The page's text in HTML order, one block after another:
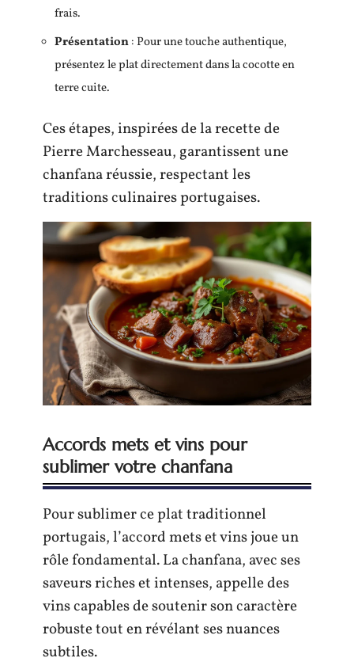
frais.
Présentation: Pour une touche authentique,
présentez le plat directement dans la cocotte en
terre cuite.
Ces étapes, inspirées de la recette de
Pierre Marchesseau, garantissent une
chanfana réussie, respectant les
traditions culinaires portugaises.
Accords mets et vins pour
sublimer votre chanfana
Pour sublimer ce plat traditionnel
portugais, l’accord mets et vins joue un
rôle fondamental. La chanfana, avec ses
saveurs riches et intenses, appelle des
vins capables de soutenir son caractère
robuste tout en révélant ses nuances
subtiles.